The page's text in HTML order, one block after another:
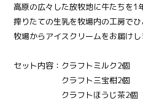
高原の広々した放牧地に牛たちを1
搾りたての生乳を牧場内の工房でひ
牧場からアイスクリームをお届けし
セット内容：クラフトミルク2個
クラフト三宝柑2個
クラフトほうじ茶2個